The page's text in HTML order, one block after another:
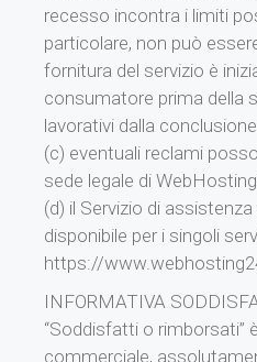
recesso incontra i limiti
particolare, non può
fornitura del servizio è
consumatore prima della
lavorativi dalla
(c) eventuali reclami
sede legale di
(d) il Servizio di
disponibile per i singoli
https://
INFORMATIVA
“Soddisfatti o rimborsati”
commerciale,